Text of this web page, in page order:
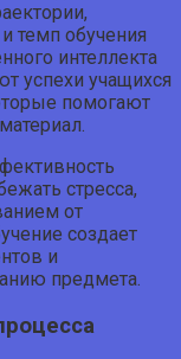
темп обучения
интеллекта
успехи учащихся
помогают
стресса,
от
создает
и
предмета.